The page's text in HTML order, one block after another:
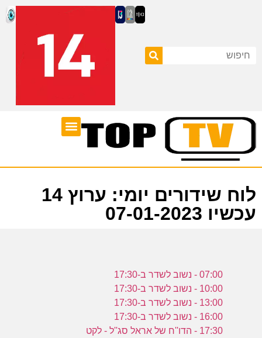
לוח שידורים יומי: ערוץ 14
עכשיו 07-01-2023
07:00 - נשוב לשדר ב-17:30
10:00 - נשוב לשדר ב-17:30
13:00 - נשוב לשדר ב-17:30
16:00 - נשוב לשדר ב-17:30
17:30 - הדו''ח של אראל סג''ל - לקט